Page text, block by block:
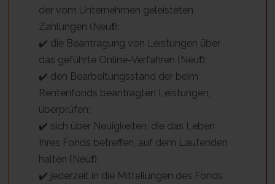
der vom Unternehmen geleisteten
Zahlungen (Neu❗);
✔️ die Beantragung von Leistungen über
das geführte Online-Verfahren (Neu❗);
✔️ den Bearbeitungsstand der beim
Rentenfonds beantragten Leistungen,
überprüfen;
✔️ sich über Neuigkeiten, die das Leben
Ihres Fonds betreffen, auf dem Laufenden
halten (Neu❗);
✔️ jederzeit in die Mitteilungen des Fonds